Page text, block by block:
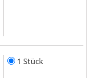
1 Stück